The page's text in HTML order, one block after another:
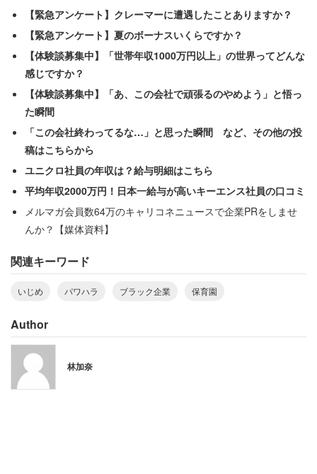
【緊急アンケート】クレーマーに遭遇したことありますか？
【緊急アンケート】夏のボーナスいくらですか？
【体験談募集中】「世帯年収1000万円以上」の世界ってどんな
感じですか？
【体験談募集中】「あ、この会社で頑張るのやめよう」と悟っ
た瞬間
「この会社終わってるな…」と思った瞬間 など、その他の投
稿はこちらから
ユニクロ社員の年収は？給与明細はこちら
平均年収2000万円！日本一給与が高いキーエンス社員の口コミ
メルマガ会員数64万のキャリコネニュースで企業PRをしませ
んか？【媒体資料】
関連キーワード
いじめ パワハラ ブラック企業 保育園
Author
林加奈